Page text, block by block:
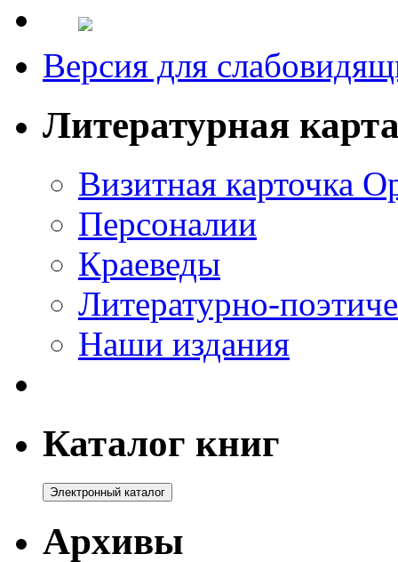
Версия для
Литературная
Визитная карточка
Персоналии
Краеведы
Литературно-
Наши издания
Каталог книг
Архивы